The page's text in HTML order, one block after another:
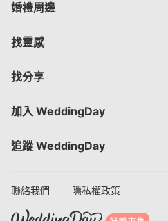
婚禮周邊
找靈感
找分享
加入 WeddingDay
追蹤 WeddingDay
聯絡我們 隱私權政策